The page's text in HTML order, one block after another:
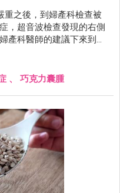
重之後，到婦產科檢查被
，超音波檢查發現的右側
產科醫師的建議下來到中
行經期的不適症狀，同時
低。
、 巧克力囊腫